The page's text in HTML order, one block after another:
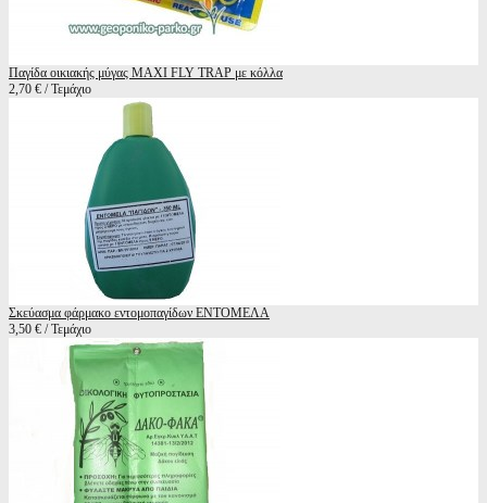
Παγίδα οικιακής μύγας MAXI FLY TRAP με κόλλα
2,70 € / Τεμάχιο
Σκεύασμα φάρμακο εντομοπαγίδων ΕΝΤΟΜΕΛΑ
3,50 € / Τεμάχιο